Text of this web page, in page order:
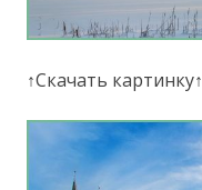
↑Скачать картинку↑